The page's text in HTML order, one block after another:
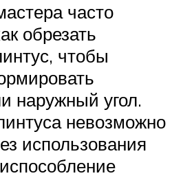
часто
обрезать
чтобы
наружный угол.
невозможно
использования